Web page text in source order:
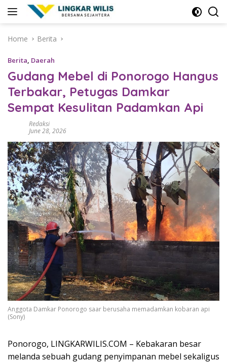
Home
Berita
Berita, Daerah
Gudang Mebel di Ponorogo Hangus
Terbakar, Petugas Damkar
Sempat Kesulitan Padamkan Api
Redaksi
June 28, 2026
Anggota Damkar Ponorogo saar berusaha memadamkan kobaran api
(Sony)
Ponorogo, LINGKARWILIS.COM – Kebakaran besar
melanda sebuah gudang penyimpanan mebel sekaligus